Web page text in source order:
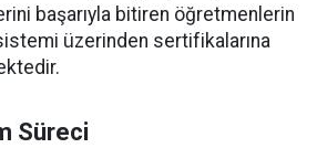
başarıyla bitiren öğretmenlerin
üzerinden sertifikalarına
Süreci